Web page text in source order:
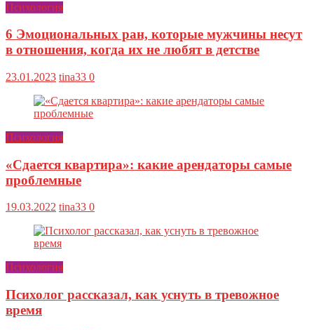
Психология
6 Эмоциональных ран, которые мужчины несут
в отношения, когда их не любят в детстве
23.01.2023 tina33 0
Психология
«Сдается квартира»: какие арендаторы самые
проблемные
19.03.2022 tina33 0
Психология
Психолог рассказал, как уснуть в тревожное
время